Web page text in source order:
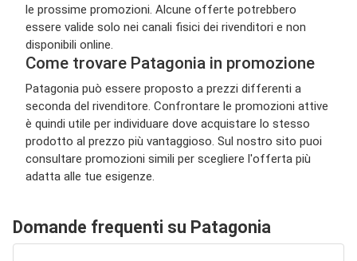
le prossime promozioni. Alcune offerte potrebbero
essere valide solo nei canali fisici dei rivenditori e non
disponibili online.
Come trovare Patagonia in promozione
Patagonia può essere proposto a prezzi differenti a
seconda del rivenditore. Confrontare le promozioni attive
è quindi utile per individuare dove acquistare lo stesso
prodotto al prezzo più vantaggioso. Sul nostro sito puoi
consultare promozioni simili per scegliere l'offerta più
adatta alle tue esigenze.
Domande frequenti su Patagonia